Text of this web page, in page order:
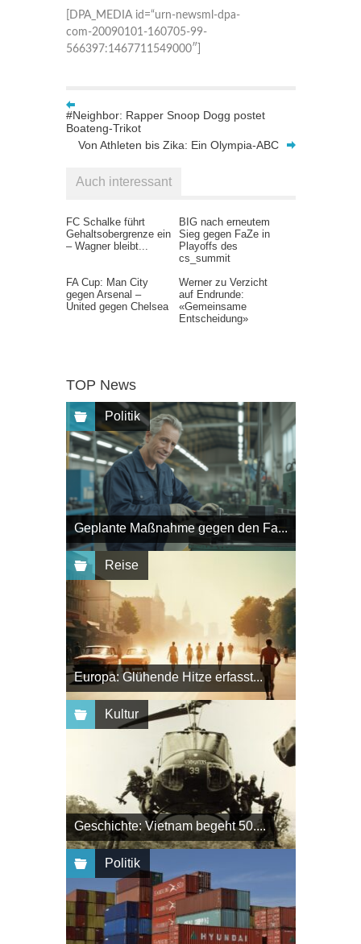
[DPA_MEDIA id=“urn-newsml-dpa-
com-20090101-160705-99-
566397:1467711549000″]
#Neighbor: Rapper Snoop Dogg postet
Boateng-Trikot
Von Athleten bis Zika: Ein Olympia-ABC
Auch interessant
FC Schalke führt
Gehaltsobergrenze ein
– Wagner bleibt...
BIG nach erneutem
Sieg gegen FaZe in
Playoffs des
cs_summit
FA Cup: Man City
gegen Arsenal –
United gegen Chelsea
Werner zu Verzicht
auf Endrunde:
«Gemeinsame
Entscheidung»
TOP News
Politik
Geplante Maßnahme gegen den Fa...
Reise
Europa: Glühende Hitze erfasst...
Kultur
Geschichte: Vietnam begeht 50....
Politik